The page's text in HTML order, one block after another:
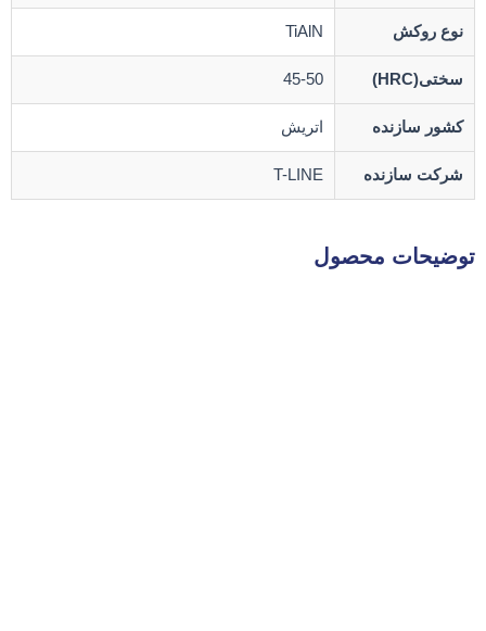
نوع روکش TiAlN
سختی(HRC) 45-50
کشور سازنده اتریش
شرکت سازنده T-LINE
توضیحات محصول